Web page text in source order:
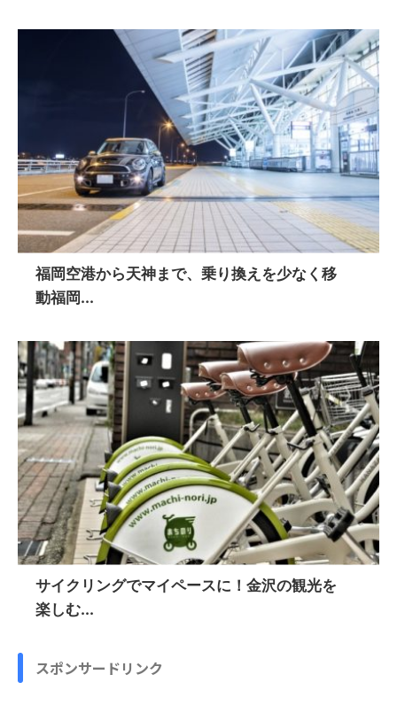
福岡空港から天神まで、乗り換えを少なく移
動福岡...
サイクリングでマイペースに！金沢の観光を
楽しむ...
スポンサードリンク